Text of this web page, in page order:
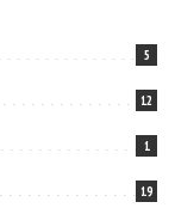
5
12
1
19